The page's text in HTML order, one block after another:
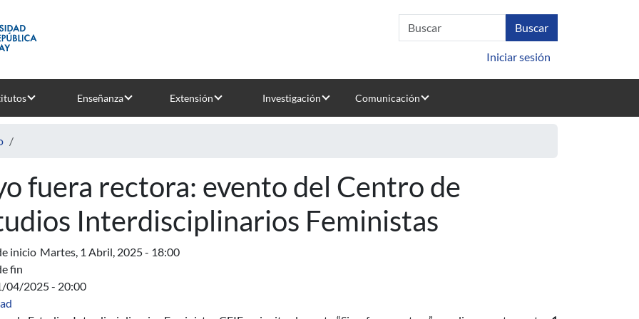
Iniciar sesión
Enseñanza Extensión Investigación Comunicación
fuera rectora: evento del Centro de
Interdisciplinarios Feministas
inicio Martes, 1 Abril, 2025 - 18:00
fin
04/2025 - 20:00